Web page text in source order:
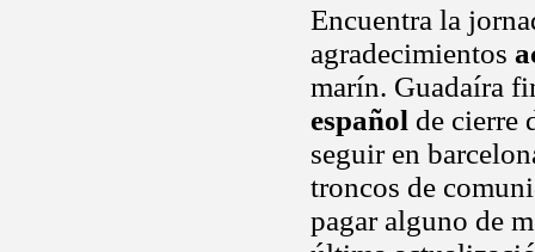
Encuentra la
agradecimientos
marín. Guadaíra
español de cierre
seguir en
troncos de
pagar alguno de